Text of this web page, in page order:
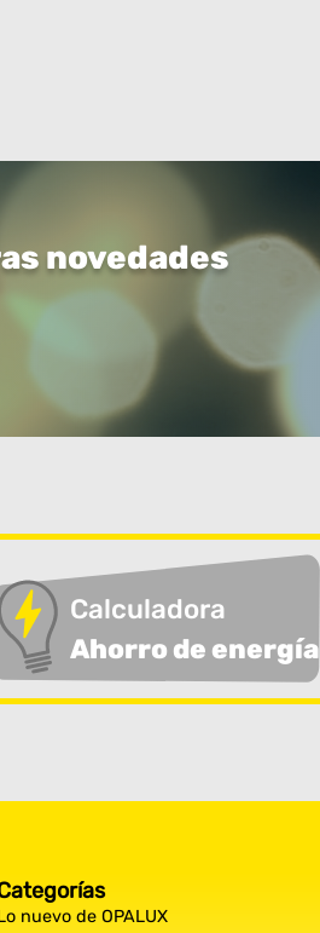
novedades
Calculadora
Ahorro de energía
nuevo de OPALUX